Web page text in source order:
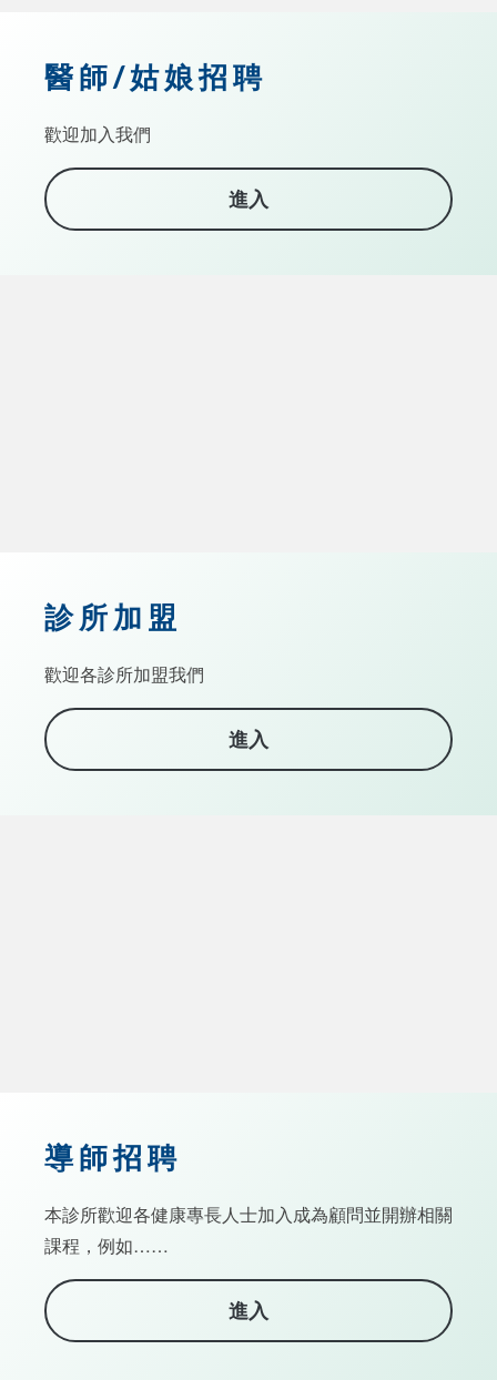
醫師/姑娘招聘
歡迎加入我們
進入
診所加盟
歡迎各診所加盟我們
進入
導師招聘
本診所歡迎各健康專長人士加入成為顧問並開辦相關
課程，例如……
進入